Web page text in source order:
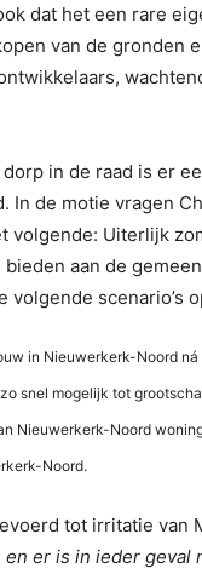
dat het een rare
van de gronden
in de raad is er
de motie vragen
volgende: Uiterlijk
aan de
scenario’s
in Nieuwerkerk-Noord
snel mogelijk tot
Nieuwerkerk-Noord
Noord.
tot irritatie van
er is in ieder